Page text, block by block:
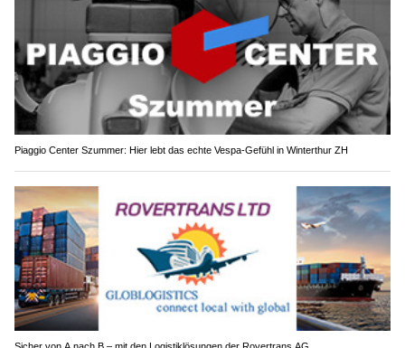
Piaggio Center Szummer: Hier lebt das echte Vespa-Gefühl in Winterthur ZH